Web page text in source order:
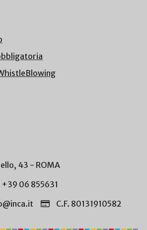
43 - ROMA
06 855631
C.F. 80131910582